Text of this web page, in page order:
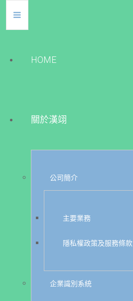
HOME
關於漢翊
公司簡介
主要業務
隱私權政策及服務條款
企業識別系統